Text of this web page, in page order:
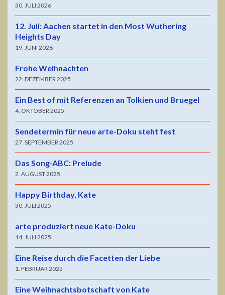
30. JULI 2026
12. Juli: Aachen startet in den Most Wuthering
Heights Day
19. JUNI 2026
Frohe Weihnachten
22. DEZEMBER 2025
Ein Best of mit Referenzen an Tolkien und Bruegel
4. OKTOBER 2025
Sendetermin für neue arte-Doku steht fest
27. SEPTEMBER 2025
Das Song-ABC: Prelude
2. AUGUST 2025
Happy Birthday, Kate
30. JULI 2025
arte produziert neue Kate-Doku
14. JULI 2025
Eine Reise durch die Facetten der Liebe
1. FEBRUAR 2025
Eine Weihnachtsbotschaft von Kate